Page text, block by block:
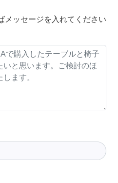
メッセージを入れてください